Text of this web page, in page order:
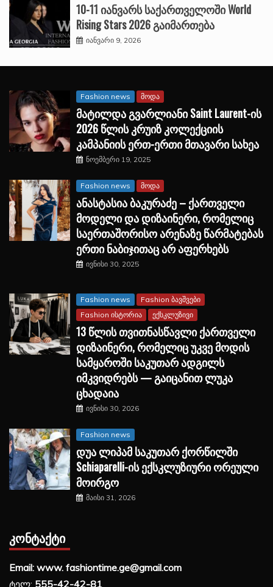
10-11 იანვარს საქართველოში World
Rising Stars 2026 გაიმართება
იანვარი 9, 2026
Fashion news მოდა
მატილდა გვარლიანი Saint Laurent-ის
2026 წლის კრუიზ კოლექციის
კამპანიის ერთ-ერთი მთავარი სახეა
ნოემბერი 19, 2025
Fashion news მოდა
ანასტასია ბაკურაძე – ქართველი
მოდელი და დიზაინერი, რომელიც
საერთაშორისო არენაზე წარმატებას
ერთი ნაბიჯითაც არ აფერხებს
ივნისი 30, 2025
Fashion news
Fashion ბავშვები
Fashion ისტორია
ექსკლუზივი
13 წლის თვითნასწავლი ქართველი
დიზაინერი, რომელიც უკვე მოდის
სამყაროში საკუთარ ადგილს
იმკვიდრებს — გაიცანით ლუკა
ცხადაია
ივნისი 30, 2026
Fashion news
დუა ლიპამ საკუთარ ქორწილში
Schiaparelli-ის ექსკლუზიური ორეული
მოირგო
მაისი 31, 2026
ᲙᲝᲜᲢᲐᲥᲢᲘ
Email: www. fashiontime.ge@gmail.com
ტელ: 555-42-42-81